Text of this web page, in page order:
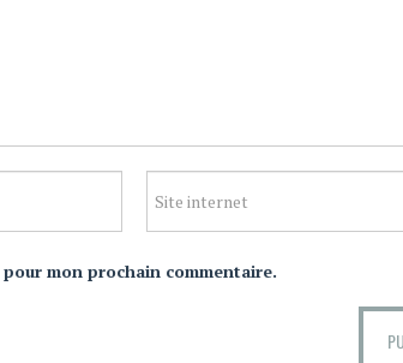
mon prochain commentaire.